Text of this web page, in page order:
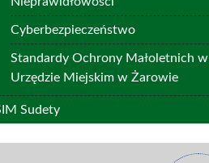
Cyberbezpieczeństwo
Standardy Ochrony Małoletnich w
Urzędzie Miejskim w Żarowie
Sudety